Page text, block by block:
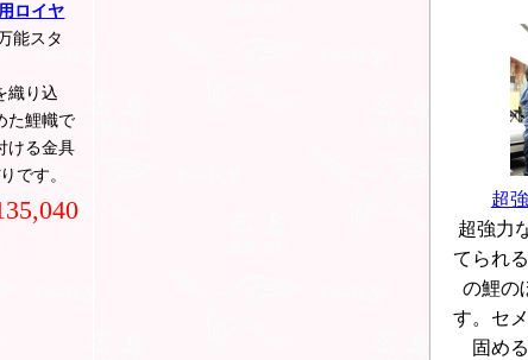
ロイヤ
万能スタ
織り込
た鯉幟で
ける金具
です。
超
超強力
てられ
の鯉の
す。セ
固め